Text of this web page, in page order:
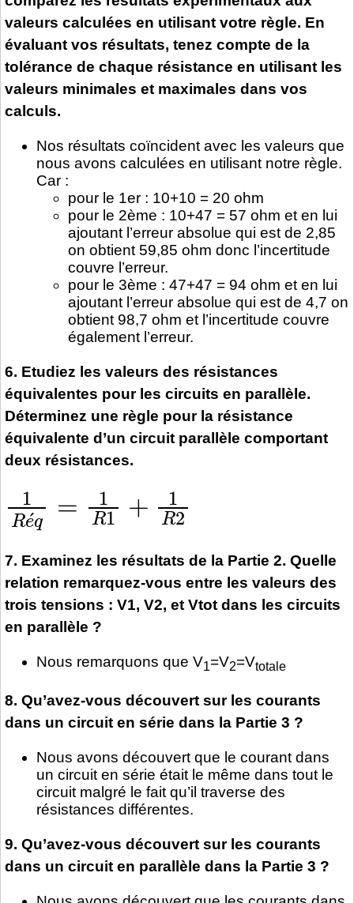
valeurs calculées en utilisant votre règle. En
évaluant vos résultats, tenez compte de la
tolérance de chaque résistance en utilisant les
valeurs minimales et maximales dans vos
calculs.
Nos résultats coïncident avec les valeurs que
nous avons calculées en utilisant notre règle.
Car :
pour le 1er : 10+10 = 20 ohm
pour le 2ème : 10+47 = 57 ohm et en lui
ajoutant l’erreur absolue qui est de 2,85
on obtient 59,85 ohm donc l’incertitude
couvre l’erreur.
pour le 3ème : 47+47 = 94 ohm et en lui
ajoutant l’erreur absolue qui est de 4,7 on
obtient 98,7 ohm et l’incertitude couvre
également l’erreur.
6. Etudiez les valeurs des résistances
équivalentes pour les circuits en parallèle.
Déterminez une règle pour la résistance
équivalente d’un circuit parallèle comportant
deux résistances.
R
q + R
7. Examinez les résultats de la Partie 2. Quelle
relation remarquez-vous entre les valeurs des
trois tensions : V1, V2, et Vtot dans les circuits
en parallèle ?
Nous remarquons que V1=V2=Vtotale
8. Qu’avez-vous découvert sur les courants
dans un circuit en série dans la Partie 3 ?
Nous avons découvert que le courant dans
un circuit en série était le même dans tout le
circuit malgré le fait qu’il traverse des
résistances différentes.
9. Qu’avez-vous découvert sur les courants
dans un circuit en parallèle dans la Partie 3 ?